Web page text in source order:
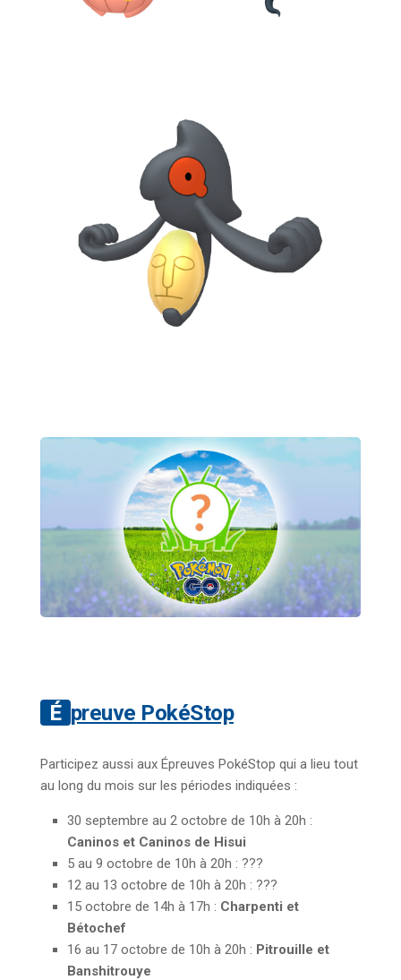
Épreuve PokéStop
Participez aussi aux Épreuves PokéStop qui a lieu tout
au long du mois sur les périodes indiquées :
30 septembre au 2 octobre de 10h à 20h :
Caninos et Caninos de Hisui
5 au 9 octobre de 10h à 20h : ???
12 au 13 octobre de 10h à 20h : ???
15 octobre de 14h à 17h : Charpenti et
Bétochef
16 au 17 octobre de 10h à 20h : Pitrouille et
Banshitrouye